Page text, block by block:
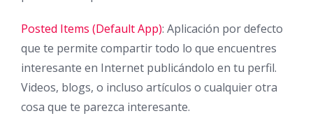
Posted Items (Default App): Aplicación por defecto
que te permite compartir todo lo que encuentres
interesante en Internet publicándolo en tu perfil.
Videos, blogs, o incluso artículos o cualquier otra
cosa que te parezca interesante.